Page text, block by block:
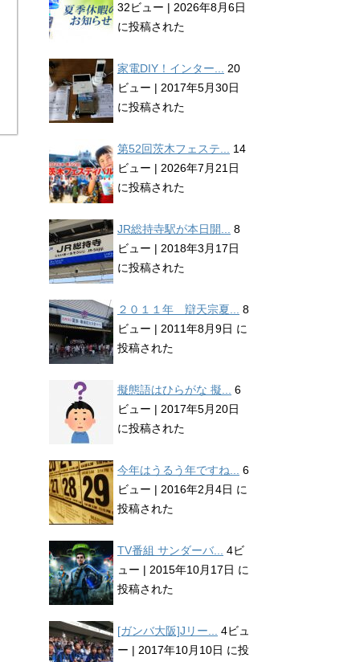
32ビュー | 2026年8月6日
に投稿された
家電DIY！インター... 20
ビュー | 2017年5月30日
に投稿された
第52回茨木フェステ... 14
ビュー | 2026年7月21日
に投稿された
JR総持寺駅が本日開... 8
ビュー | 2018年3月17日
に投稿された
２０１１年 辯天宗夏... 8
ビュー | 2011年8月9日 に
投稿された
擬態語はひらがな 擬... 6
ビュー | 2017年5月20日
に投稿された
今年はうるう年ですね... 6
ビュー | 2016年2月4日 に
投稿された
TV番組 サンダーバ... 4ビ
ュー | 2015年10月17日 に
投稿された
[ガンバ大阪]Jリー... 4ビュ
ー | 2017年10月10日 に投